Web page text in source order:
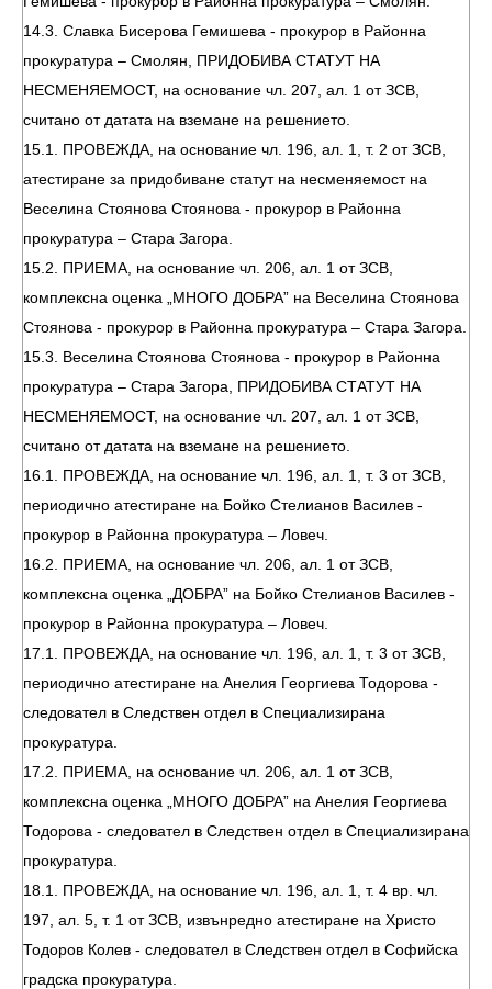
14.3. Славка Бисерова Гемишева - прокурор в Районна
прокуратура – Смолян, ПРИДОБИВА СТАТУТ НА
НЕСМЕНЯЕМОСТ, на основание чл. 207, ал. 1 от ЗСВ,
считано от датата на вземане на решението.
15.1. ПРОВЕЖДА, на основание чл. 196, ал. 1, т. 2 от ЗСВ,
атестиране за придобиване статут на несменяемост на
Веселина Стоянова Стоянова - прокурор в Районна
прокуратура – Стара Загора.
15.2. ПРИЕМА, на основание чл. 206, ал. 1 от ЗСВ,
комплексна оценка „МНОГО ДОБРА” на Веселина Стоянова
Стоянова - прокурор в Районна прокуратура – Стара Загора.
15.3. Веселина Стоянова Стоянова - прокурор в Районна
прокуратура – Стара Загора, ПРИДОБИВА СТАТУТ НА
НЕСМЕНЯЕМОСТ, на основание чл. 207, ал. 1 от ЗСВ,
считано от датата на вземане на решението.
16.1. ПРОВЕЖДА, на основание чл. 196, ал. 1, т. 3 от ЗСВ,
периодично атестиране на Бойко Стелианов Василев -
прокурор в Районна прокуратура – Ловеч.
16.2. ПРИЕМА, на основание чл. 206, ал. 1 от ЗСВ,
комплексна оценка „ДОБРА” на Бойко Стелианов Василев -
прокурор в Районна прокуратура – Ловеч.
17.1. ПРОВЕЖДА, на основание чл. 196, ал. 1, т. 3 от ЗСВ,
периодично атестиране на Анелия Георгиева Тодорова -
следовател в Следствен отдел в Специализирана
прокуратура.
17.2. ПРИЕМА, на основание чл. 206, ал. 1 от ЗСВ,
комплексна оценка „МНОГО ДОБРА” на Анелия Георгиева
Тодорова - следовател в Следствен отдел в Специализирана
прокуратура.
18.1. ПРОВЕЖДА, на основание чл. 196, ал. 1, т. 4 вр. чл.
197, ал. 5, т. 1 от ЗСВ, извънредно атестиране на Христо
Тодоров Колев - следовател в Следствен отдел в Софийска
градска прокуратура.